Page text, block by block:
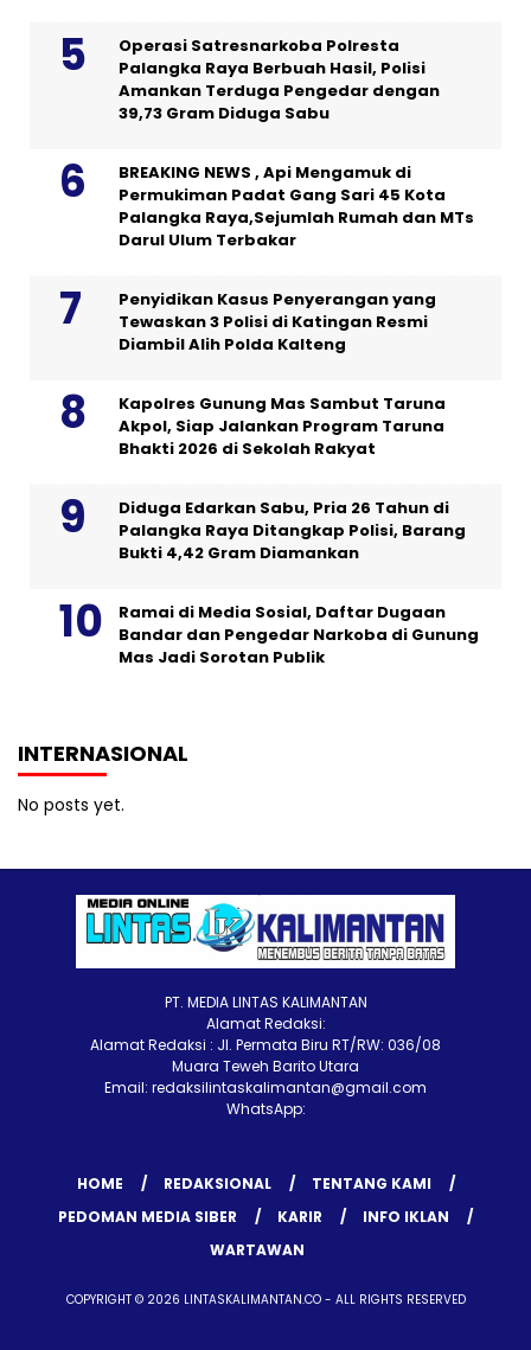
Operasi Satresnarkoba Polresta
Palangka Raya Berbuah Hasil, Polisi
Amankan Terduga Pengedar dengan
39,73 Gram Diduga Sabu
BREAKING NEWS , Api Mengamuk di
Permukiman Padat Gang Sari 45 Kota
Palangka Raya,Sejumlah Rumah dan MTs
Darul Ulum Terbakar
Penyidikan Kasus Penyerangan yang
Tewaskan 3 Polisi di Katingan Resmi
Diambil Alih Polda Kalteng
Kapolres Gunung Mas Sambut Taruna
Akpol, Siap Jalankan Program Taruna
Bhakti 2026 di Sekolah Rakyat
Diduga Edarkan Sabu, Pria 26 Tahun di
Palangka Raya Ditangkap Polisi, Barang
Bukti 4,42 Gram Diamankan
Ramai di Media Sosial, Daftar Dugaan
Bandar dan Pengedar Narkoba di Gunung
Mas Jadi Sorotan Publik
INTERNASIONAL
No posts yet.
PT. MEDIA LINTAS KALIMANTAN
Alamat Redaksi:
Alamat Redaksi : Jl. Permata Biru RT/RW: 036/08
Muara Teweh Barito Utara
Email: redaksilintaskalimantan@gmail.com
WhatsApp:
HOME REDAKSIONAL
TENTANG KAMI
PEDOMAN MEDIA SIBER
KARIR
INFO IKLAN
WARTAWAN
COPYRIGHT © 2026 LINTASKALIMANTAN.CO - ALL RIGHTS RESERVED